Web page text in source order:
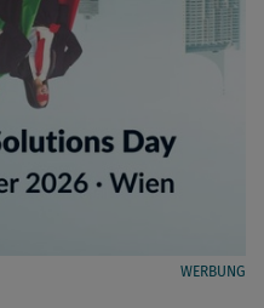
WERBUNG